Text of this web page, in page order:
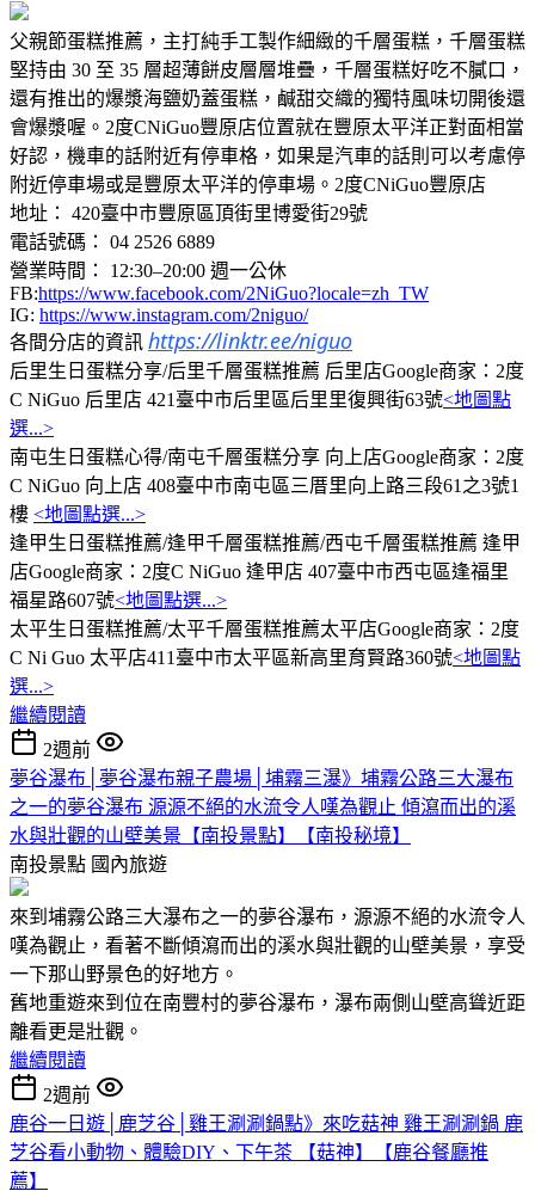
父親節蛋糕推薦，主打純手工製作細緻的千層蛋糕，千層蛋糕
堅持由 30 至 35 層超薄餅皮層層堆疊，千層蛋糕好吃不膩口，
還有推出的爆漿海鹽奶蓋蛋糕，鹹甜交織的獨特風味切開後還
會爆漿喔。2度CNiGuo豐原店位置就在豐原太平洋正對面相當
好認，機車的話附近有停車格，如果是汽車的話則可以考慮停
附近停車場或是豐原太平洋的停車場。2度CNiGuo豐原店
地址： 420臺中市豐原區頂街里博愛街29號
電話號碼： 04 2526 6889
營業時間： 12:30–20:00 週一公休
FB:https://www.facebook.com/2NiGuo?locale=zh_TW
IG: https://www.instagram.com/2niguo/
各間分店的資訊 https://linktr.ee/niguo
后里生日蛋糕分享/后里千層蛋糕推薦 后里店Google商家：2度
C NiGuo 后里店 421臺中市后里區后里里復興街63號<地圖點
選...>
南屯生日蛋糕心得/南屯千層蛋糕分享 向上店Google商家：2度
C NiGuo 向上店 408臺中市南屯區三厝里向上路三段61之3號1
樓 <地圖點選...>
逢甲生日蛋糕推薦/逢甲千層蛋糕推薦/西屯千層蛋糕推薦 逢甲
店Google商家：2度C NiGuo 逢甲店 407臺中市西屯區逢福里
福星路607號<地圖點選...>
太平生日蛋糕推薦/太平千層蛋糕推薦太平店Google商家：2度
C Ni Guo 太平店411臺中市太平區新高里育賢路360號<地圖點
選...>
繼續閱讀
2週前
夢谷瀑布│夢谷瀑布親子農場│埔霧三瀑》埔霧公路三大瀑布
之一的夢谷瀑布 源源不絕的水流令人嘆為觀止 傾瀉而出的溪
水與壯觀的山壁美景【南投景點】【南投秘境】
南投景點 國內旅遊
來到埔霧公路三大瀑布之一的夢谷瀑布，源源不絕的水流令人
嘆為觀止，看著不斷傾瀉而出的溪水與壯觀的山壁美景，享受
一下那山野景色的好地方。
舊地重遊來到位在南豐村的夢谷瀑布，瀑布兩側山壁高聳近距
離看更是壯觀。
繼續閱讀
2週前
鹿谷一日遊│鹿芝谷│雞王涮涮鍋點》來吃菇神 雞王涮涮鍋 鹿
芝谷看小動物、體驗DIY、下午茶 【菇神】【鹿谷餐廳推
薦】